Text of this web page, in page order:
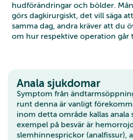
hudförändringar och bölder.
görs dagkirurgiskt, det vill säga
samma dag, andra kräver att du
om hur respektive operation går
Anala sjukdomar
Symptom från
runt denna är vanligt
inom detta område kallas anala
exempel på besvär är
slemhinnesprickor (analfissur),